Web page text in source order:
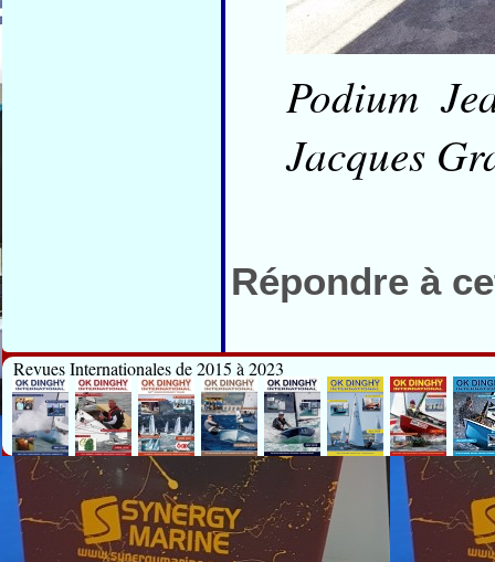
Podium
Jacques
Répondre à
Revues Internationales de 2015 à 2023